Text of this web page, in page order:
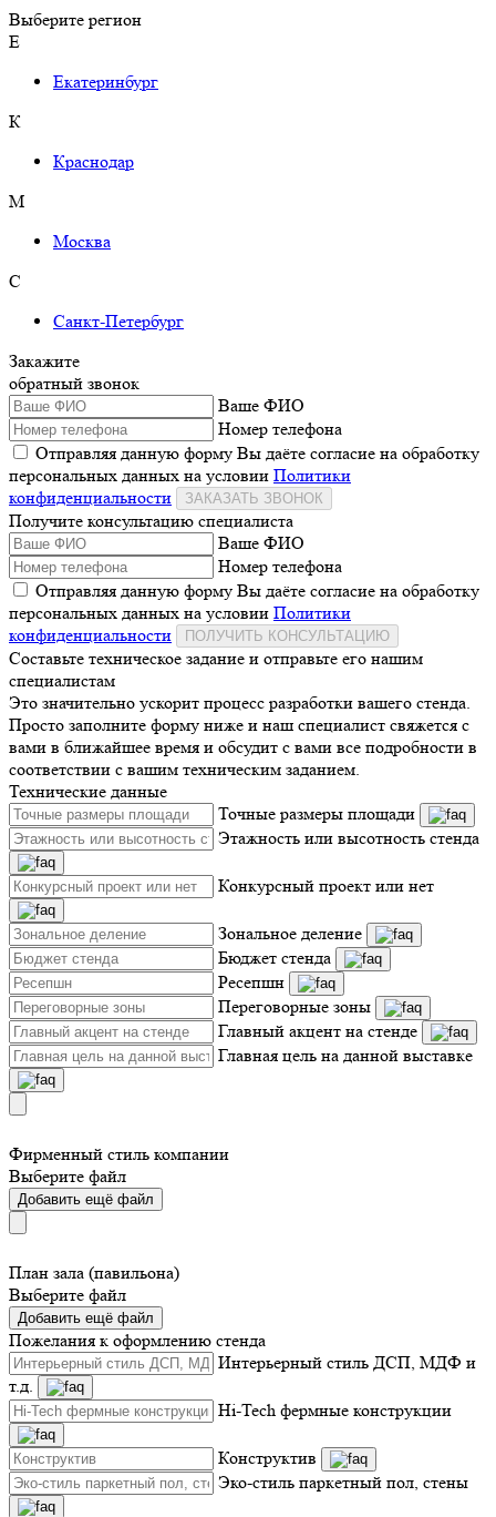
Выберите регион
Е
Екатеринбург
К
Краснодар
М
Москва
С
Санкт-Петербург
Закажите
обратный звонок
Ваше ФИО
Номер телефона
Отправляя данную форму Вы даёте согласие на обработку
персональных данных на условии Политики
конфиденциальности
ЗАКАЗАТЬ ЗВОНОК
Получите консультацию специалиста
Ваше ФИО
Номер телефона
Отправляя данную форму Вы даёте согласие на обработку
персональных данных на условии Политики
конфиденциальности
ПОЛУЧИТЬ КОНСУЛЬТАЦИЮ
Составьте техническое задание и отправьте его нашим
специалистам
Это значительно ускорит процесс разработки вашего стенда.
Просто заполните форму ниже и наш специалист свяжется с
вами в ближайшее время и обсудит с вами все подробности в
соответствии с вашим техническим заданием.
Технические данные
Точные размеры площади
Этажность или высотность стенда
Конкурсный проект или нет
Зональное деление
Бюджет стенда
Ресепшн
Переговорные зоны
Главный акцент на стенде
Главная цель на данной выставке
Фирменный стиль компании
Выберите файл
Добавить ещё файл
План зала (павильона)
Выберите файл
Добавить ещё файл
Пожелания к оформлению стенда
Интерьерный стиль ДСП, МДФ и
т.д.
Hi-Tech фермные конструкции
Конструктив
Эко-стиль паркетный пол, стены